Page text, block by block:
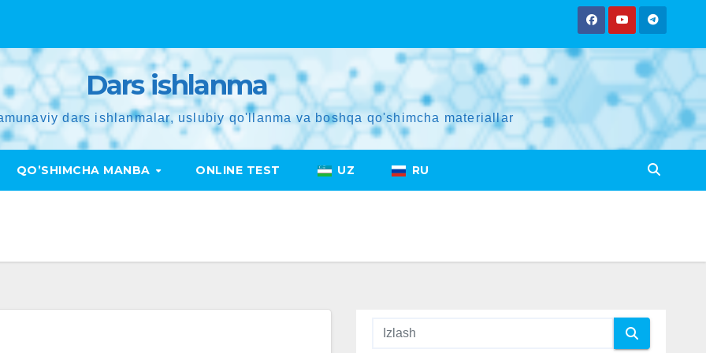
Dars ishlanma
dars ishlanmalar, uslubiy qo'llanma va boshqa qo'shimcha materiallar
QO’SHIMCHA MANBA ONLINE TEST UZ RU